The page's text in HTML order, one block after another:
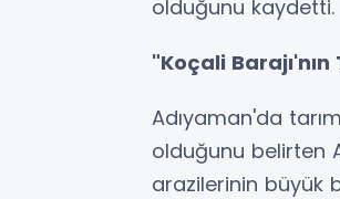
olduğunu kaydetti.
"Koçali
Adıyaman'da
olduğunu belirten
arazilerinin büyük